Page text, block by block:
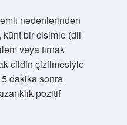
nedenlerinden
bir cisimle (dil
veya tırnak
cildin çizilmesiyle
dakika sonra
pozitif